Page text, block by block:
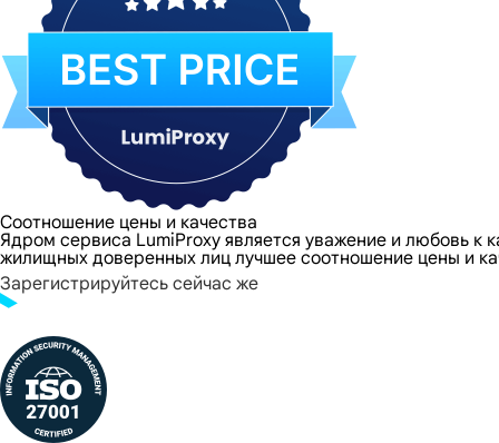
Соотношение цены и качества
Ядром сервиса LumiProxy является уважение и любовь к
жилищных доверенных лиц лучшее соотношение цены и
Зарегистрируйтесь сейчас же